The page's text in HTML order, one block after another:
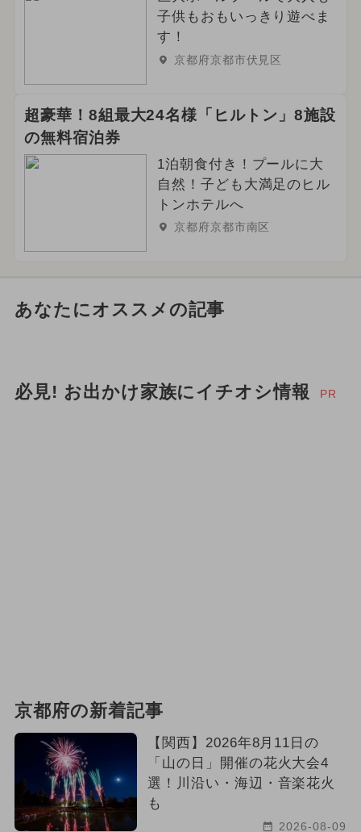
子供もおもいっきり遊べま
す！
京都府京都市伏見区
超豪華！8組最大24名様「ヒルトン」8施設
の無料宿泊券
1泊朝食付き！プールに大
自然！子ども大満足のヒル
トンホテルへ
京都府京都市南区
あなたにオススメの記事
必見! お出かけ家族にイチオシ情報 PR
京都府の新着記事
【関西】2026年8月11日の
「山の日」開催の花火大会4
選！川沿い・海辺・音楽花火
も
2026-08-09